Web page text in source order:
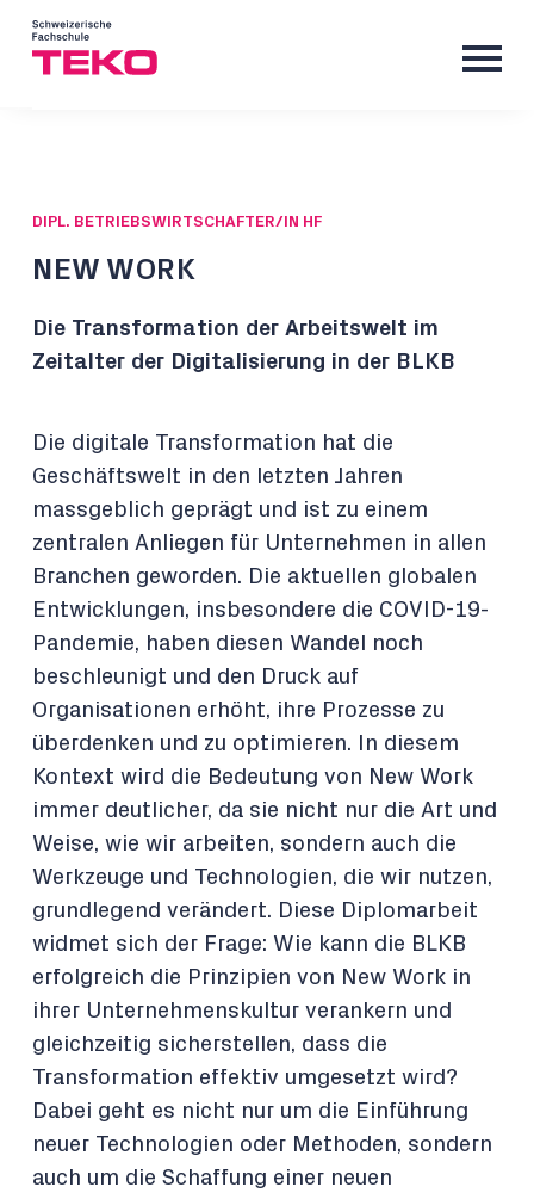
DIPL. BETRIEBSWIRTSCHAFTER/IN HF
NEW WORK
Die Transformation der Arbeitswelt im
Zeitalter der Digitalisierung in der BLKB
Die digitale Transformation hat die
Geschäftswelt in den letzten Jahren
massgeblich geprägt und ist zu einem
zentralen Anliegen für Unternehmen in allen
Branchen geworden. Die aktuellen globalen
Entwicklungen, insbesondere die COVID-19-
Pandemie, haben diesen Wandel noch
beschleunigt und den Druck auf
Organisationen erhöht, ihre Prozesse zu
überdenken und zu optimieren. In diesem
Kontext wird die Bedeutung von New Work
immer deutlicher, da sie nicht nur die Art und
Weise, wie wir arbeiten, sondern auch die
Werkzeuge und Technologien, die wir nutzen,
grundlegend verändert. Diese Diplomarbeit
widmet sich der Frage: Wie kann die BLKB
erfolgreich die Prinzipien von New Work in
ihrer Unternehmenskultur verankern und
gleichzeitig sicherstellen, dass die
Transformation effektiv umgesetzt wird?
Dabei geht es nicht nur um die Einführung
neuer Technologien oder Methoden, sondern
auch um die Schaffung einer neuen